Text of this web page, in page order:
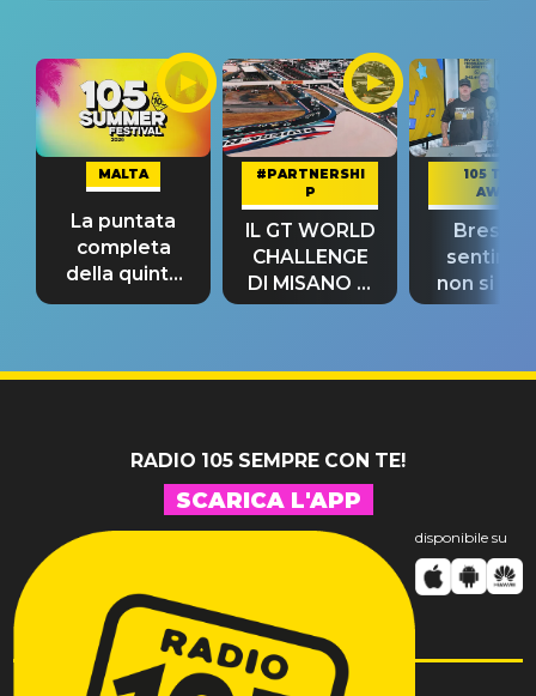
MALTA
La puntata
completa
della quinta
tappa
#PARTNERSHI
P
IL GT WORLD
CHALLENGE
DI MISANO si
riconferma
105 TAKE
AWAY
Bresh:
non si
fino alla
RADIO 105 SEMPRE CON TE!
SCARICA L'APP
disponibile su